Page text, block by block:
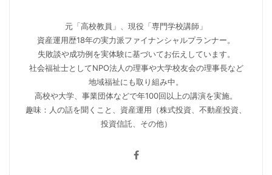
元「高校教員」、現役「専門学校講師」
資産運用歴18年の実力派ファイナンシャルプランナー。
失敗談や成功例を実体験に基づいてお伝えしています。
社会福祉士としてNPO法人の理事や大学校友会の理事長など
地域福祉にも取り組み中。
高校や大学、事業団体などで年100回以上の講演を実施。
趣味：人の話を聞くこと、資産運用（株式投資、不動産投資、
投資信託、その他）